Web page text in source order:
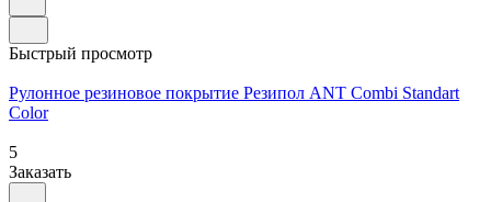
Быстрый просмотр
Рулонное резиновое покрытие Резипол ANT Combi Standart
Color
5
Заказать